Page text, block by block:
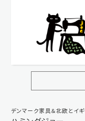
デンマーク家具＆北欧とイ